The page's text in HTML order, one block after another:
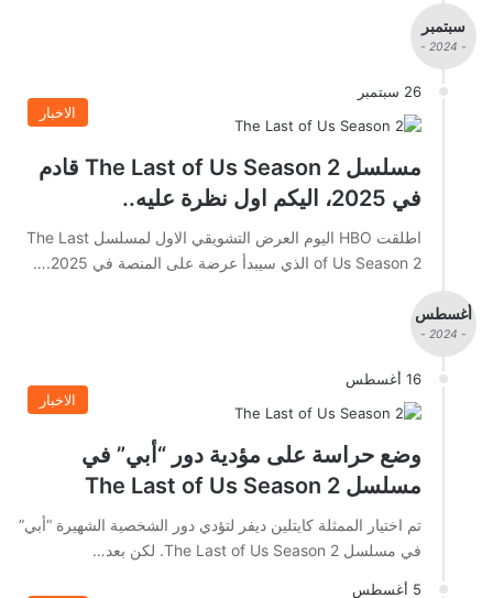
سبتمبر
- 2024 -
26 سبتمبر
الاخبار
مسلسل The Last of Us Season 2 قادم
في 2025، اليكم اول نظرة عليه..
اطلقت HBO اليوم العرض التشويقي الاول لمسلسل The Last
of Us Season 2 الذي سيبدأ عرضة على المنصة في 2025.…
أغسطس
- 2024 -
16 أغسطس
الاخبار
وضع حراسة على مؤدية دور “أبي” في
مسلسل The Last of Us Season 2
تم اختيار الممثلة كايتلين ديفر لتؤدي دور الشخصية الشهيرة “أبي”
في مسلسل The Last of Us Season 2. لكن بعد…
5 أغسطس